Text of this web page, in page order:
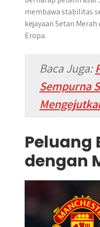
membawa stabilitas
kejayaan Setan
Eropa.
Baca Juga:
Sempurna
Peluang
dengan